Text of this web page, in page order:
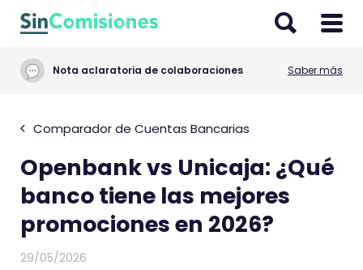
Nota aclaratoria de colaboraciones Saber más
Comparador de Cuentas Bancarias
Openbank vs Unicaja: ¿Qué
banco tiene las mejores
promociones en 2026?
29/05/2026